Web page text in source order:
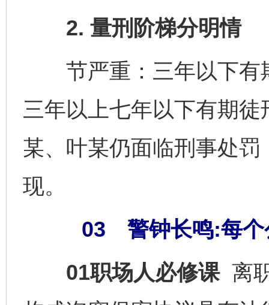
2. 量刑阶梯分明情
节严重：三年以下有
三年以上七年以下有期
某、叶某仍面临刑事处
现。
03 警钟长鸣:每个
01职场人必修课 离